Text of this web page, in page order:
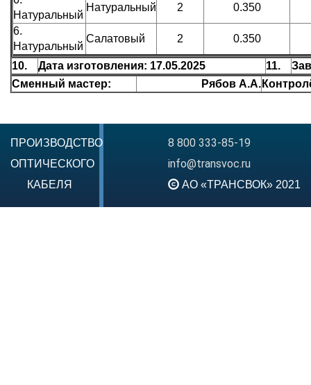
Натуральный
Натуральный 2
0.350
6.
Натуральный
Салатовый 2 0.350
10. Дата изготовления: 17.05.2025 11.
Сменный мастер:
Рябов А.А.
ПРОИЗВОДСТВО
ОПТИЧЕСКОГО
КАБЕЛЯ
8 800 333-85-19
info@transvoc.ru
АО «ТРАНСВОК» 2021